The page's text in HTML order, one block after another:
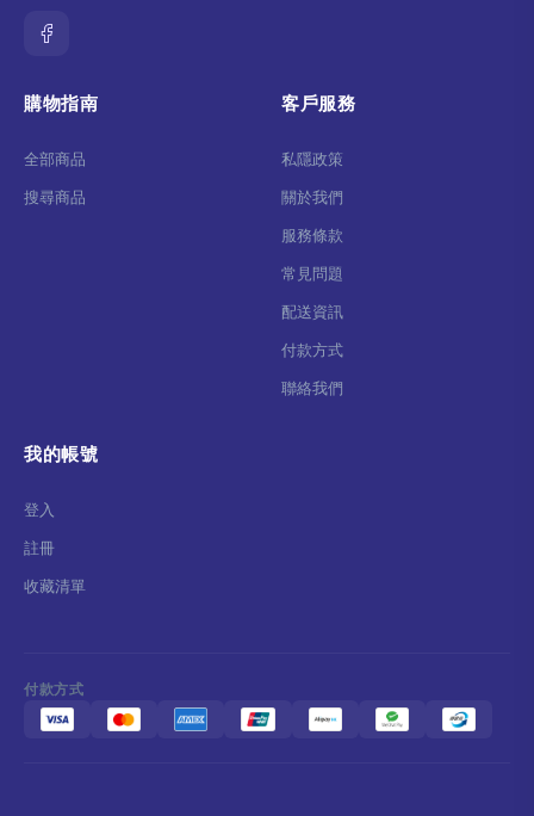
購物指南
全部商品
搜尋商品
客戶服務
私隱政策
關於我們
服務條款
常見問題
配送資訊
付款方式
聯絡我們
我的帳號
登入
註冊
收藏清單
付款方式